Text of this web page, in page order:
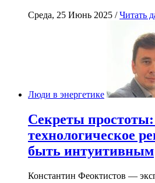
Среда, 25 Июнь 2025 /Читать
Люди в энергетике
Секреты
технологическое
быть интуитивным
Константин Феоктистов —